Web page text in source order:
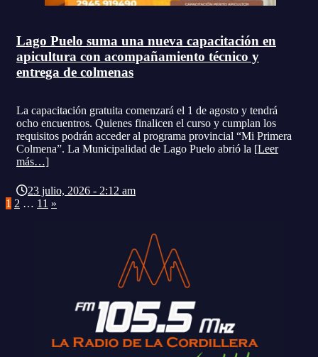
Lago Puelo suma una nueva capacitación en
apicultura con acompañamiento técnico y
entrega de colmenas
23 julio, 2026 - 2:12 am
La capacitación gratuita comenzará el 1 de agosto y tendrá
ocho encuentros. Quienes finalicen el curso y cumplan los
requisitos podrán acceder al programa provincial “Mi Primera
Colmena”. La Municipalidad de Lago Puelo abrió la [Leer
más…]
Paginación
1 2 … 11 »